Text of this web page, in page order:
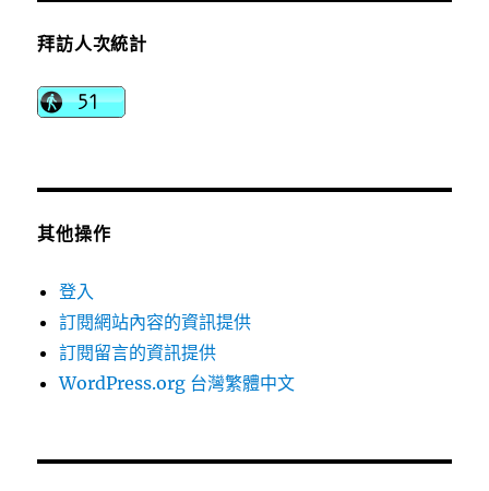
拜訪人次統計
其他操作
登入
訂閱網站內容的資訊提供
訂閱留言的資訊提供
WordPress.org 台灣繁體中文